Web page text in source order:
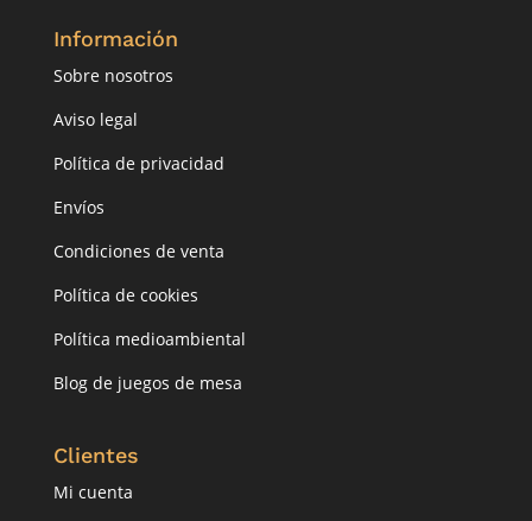
Información
Sobre nosotros
Aviso legal
Política de privacidad
Envíos
Condiciones de venta
Política de cookies
Política medioambiental
Blog de juegos de mesa
Clientes
Mi cuenta